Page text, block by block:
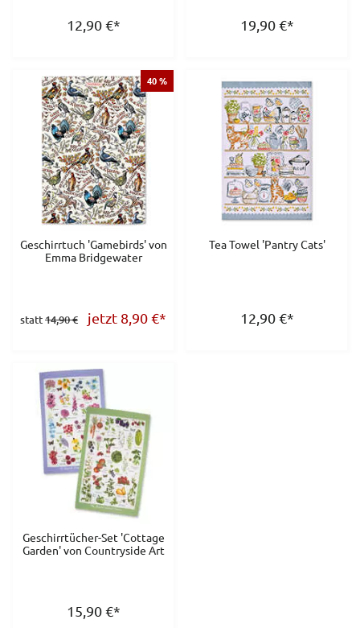
12,90€* 19,90€*
40 %
Geschirrtuch 'Gamebirds' von
Emma Bridgewater
statt14,90 € jetzt 8,90€*
Tea Towel 'Pantry Cats'
12,90€*
Geschirrtücher-Set 'Cottage
Garden' von Countryside Art
15,90€*